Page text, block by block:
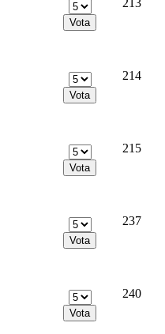
213
214
215
237
240